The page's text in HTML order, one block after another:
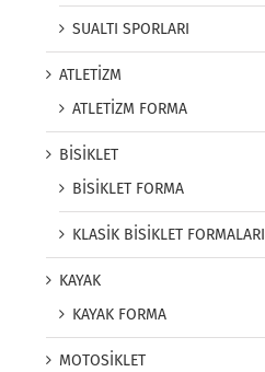
SUALTI SPORLARI
ATLETİZM
ATLETİZM FORMA
BİSİKLET
BİSİKLET FORMA
KLASİK BİSİKLET FORMALARI
KAYAK
KAYAK FORMA
MOTOSİKLET